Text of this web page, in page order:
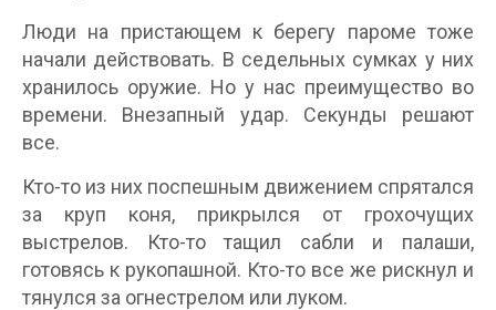
Люди на пристающем к берегу пароме тоже
начали действовать. В седельных сумках у них
хранилось оружие. Но у нас преимущество во
времени. Внезапный удар. Секунды решают
все.
Кто-то из них поспешным движением спрятался
за круп коня, прикрылся от грохочущих
выстрелов. Кто-то тащил сабли и палаши,
готовясь к рукопашной. Кто-то все же рискнул и
тянулся за огнестрелом или луком.